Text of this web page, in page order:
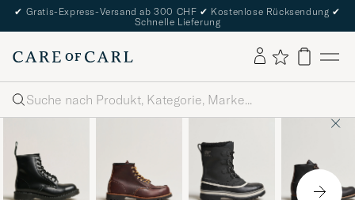
✔ Gratis-Express-Versand ab 300 CHF ✔ Kostenlose Rücksendung ✔
Schnelle Lieferung
Suche